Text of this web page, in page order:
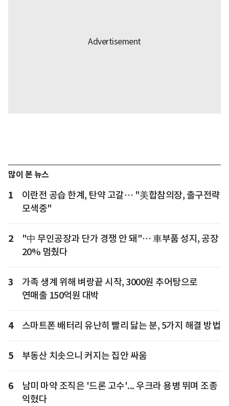
많이 본 뉴스
1
이란전 공습 한계, 탄약 고갈… "美합참의장, 출구전략
모색중"
2
"中 무인공장과 단가 경쟁 안 돼"… 車부품 성지, 공장
20% 멈췄다
3
가족 생계 위해 벼랑끝 시작, 3000원 추어탕으로
연매출 150억원 대박
4 스마트폰 배터리 유난히 빨리 닳는 분, 5가지 해결 방법
5 부동산 치솟으니 커지는 집안 싸움
6
남미 마약 조직은 '드론 고수'... 우크라 용병 뛰며 조종
익혔다